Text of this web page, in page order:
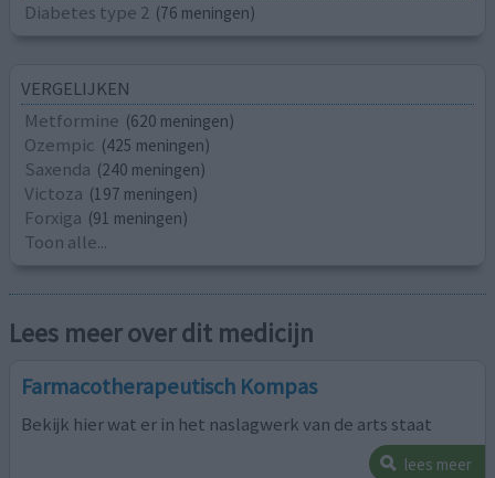
Diabetes type 2 (76 meningen)
VERGELIJKEN
Metformine (620 meningen)
Ozempic (425 meningen)
Saxenda (240 meningen)
Victoza (197 meningen)
Forxiga (91 meningen)
Toon alle...
Lees meer over dit medicijn
Farmacotherapeutisch Kompas
Bekijk hier wat er in het naslagwerk van de arts staat
lees meer